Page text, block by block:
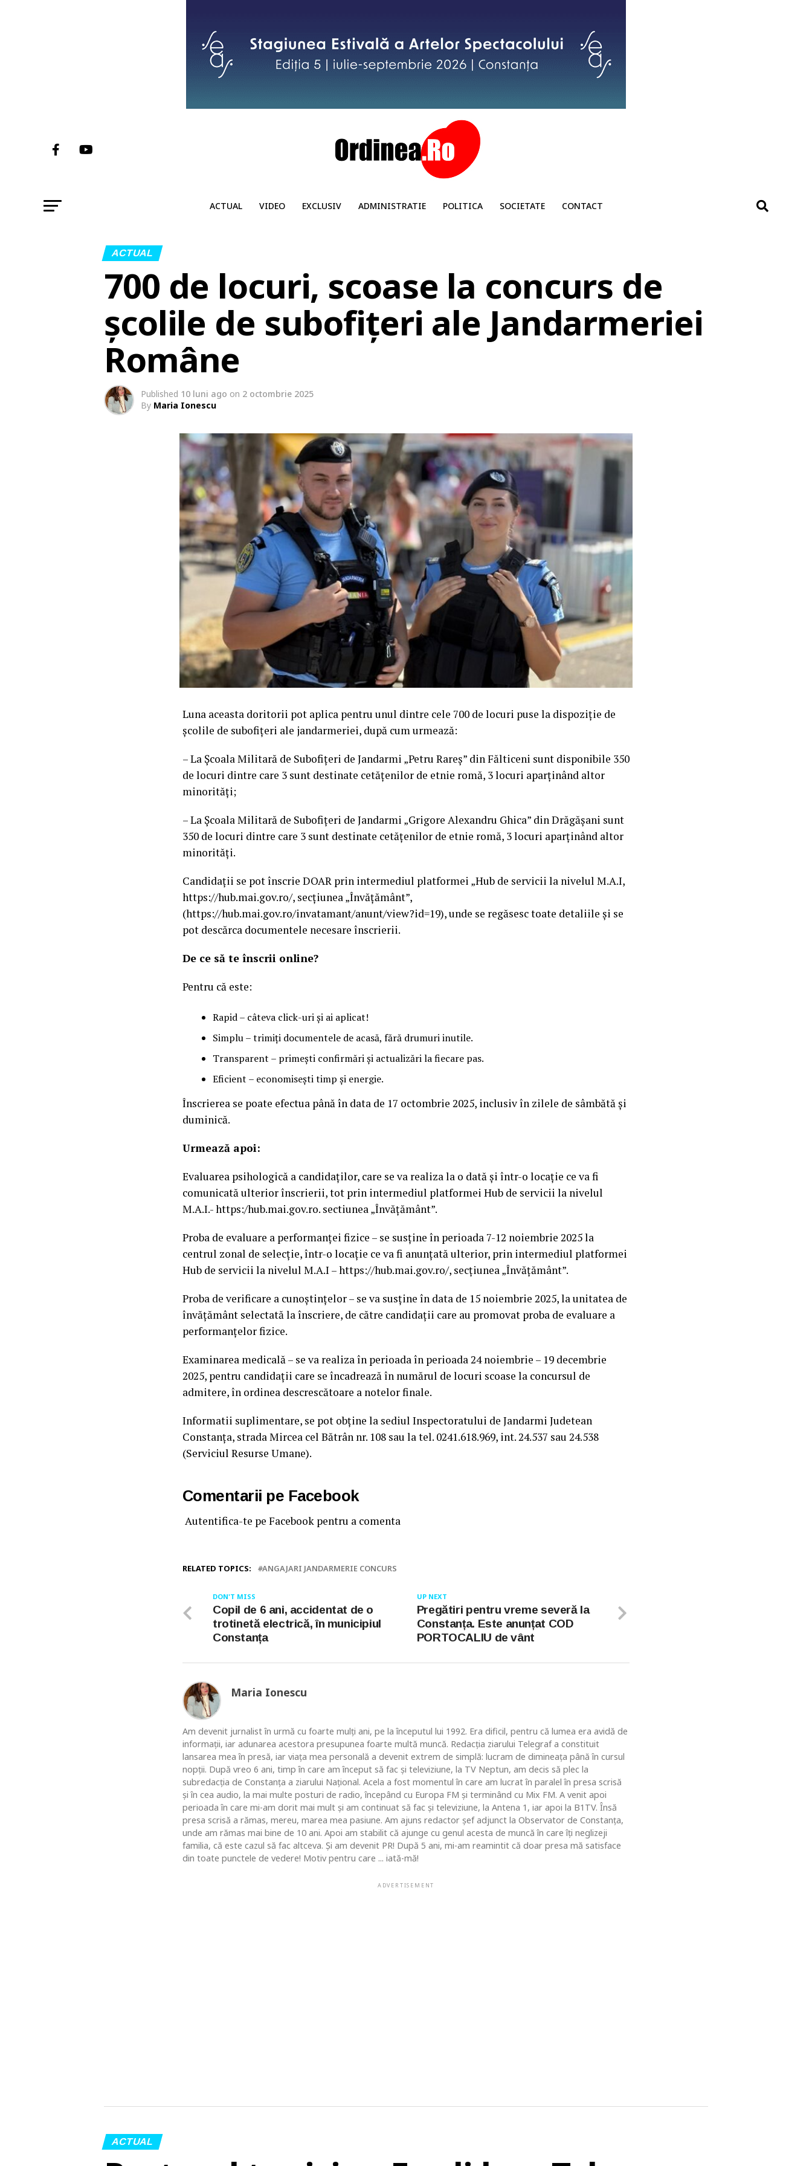
ACTUAL VIDEO EXCLUSIV ADMINISTRATIE POLITICA SOCIETATE CONTACT
ACTUAL
700 de locuri, scoase la concurs de
școlile de subofițeri ale Jandarmeriei
Române
Published 10 luni ago on 2 octombrie 2025
By Maria Ionescu
Luna aceasta doritorii pot aplica pentru unul dintre cele 700 de locuri puse la dispoziție de
școlile de subofițeri ale jandarmeriei, după cum urmează:
– La Şcoala Militară de Subofiţeri de Jandarmi „Petru Rareş” din Fălticeni sunt disponibile 350
de locuri dintre care 3 sunt destinate cetățenilor de etnie romă, 3 locuri aparținând altor
minorități;
– La Şcoala Militară de Subofiţeri de Jandarmi „Grigore Alexandru Ghica” din Drăgăşani sunt
350 de locuri dintre care 3 sunt destinate cetățenilor de etnie romă, 3 locuri aparținând altor
minorități.
Candidații se pot înscrie DOAR prin intermediul platformei „Hub de servicii la nivelul M.A.I,
https://hub.mai.gov.ro/, secţiunea „Învățământ”,
(https://hub.mai.gov.ro/invatamant/anunt/view?id=19), unde se regăsesc toate detaliile și se
pot descărca documentele necesare înscrierii.
De ce să te înscrii online?
Pentru că este:
Rapid – câteva click-uri și ai aplicat!
Simplu – trimiți documentele de acasă, fără drumuri inutile.
Transparent – primești confirmări și actualizări la fiecare pas.
Eficient – economisești timp și energie.
Înscrierea se poate efectua până în data de 17 octombrie 2025, inclusiv în zilele de sâmbătă şi
duminică.
Urmează apoi:
Evaluarea psihologică a candidaților, care se va realiza la o dată şi într-o locație ce va fi
comunicată ulterior înscrierii, tot prin intermediul platformei Hub de servicii la nivelul
M.A.I.- https:/hub.mai.gov.ro. sectiunea „Învățământ”.
Proba de evaluare a performanței fizice – se susține în perioada 7-12 noiembrie 2025 la
centrul zonal de selecție, într-o locație ce va fi anunțată ulterior, prin intermediul platformei
Hub de servicii la nivelul M.A.I – https://hub.mai.gov.ro/, secțiunea „Învățământ”.
Proba de verificare a cunoștințelor – se va susține în data de 15 noiembrie 2025, la unitatea de
învăţământ selectată la înscriere, de către candidații care au promovat proba de evaluare a
performanţelor fizice.
Examinarea medicală – se va realiza în perioada în perioada 24 noiembrie – 19 decembrie
2025, pentru candidații care se încadrează în numărul de locuri scoase la concursul de
admitere, în ordinea descrescătoare a notelor finale.
Informatii suplimentare, se pot obține la sediul Inspectoratului de Jandarmi Judetean
Constanța, strada Mircea cel Bătrân nr. 108 sau la tel. 0241.618.969, int. 24.537 sau 24.538
(Serviciul Resurse Umane).
Comentarii pe Facebook
Autentifica-te pe Facebook pentru a comenta
RELATED TOPICS: ANGAJARI JANDARMERIE CONCURS
UP NEXT
Pregătiri pentru vreme severă la
Constanța. Este anunțat COD
PORTOCALIU de vânt
DON'T MISS
Copil de 6 ani, accidentat de o
trotinetă electrică, în municipiul
Constanța
Maria Ionescu
Am devenit jurnalist în urmă cu foarte mulţi ani, pe la începutul lui 1992. Era dificil, pentru că lumea era avidă de
informaţii, iar adunarea acestora presupunea foarte multă muncă. Redacţia ziarului Telegraf a constituit
lansarea mea în presă, iar viaţa mea personală a devenit extrem de simplă: lucram de dimineaţa până în cursul
nopţii. După vreo 6 ani, timp în care am început să fac şi televiziune, la TV Neptun, am decis să plec la
subredacţia de Constanţa a ziarului Naţional. Acela a fost momentul în care am lucrat în paralel în presa scrisă
şi în cea audio, la mai multe posturi de radio, începând cu Europa FM şi terminând cu Mix FM. A venit apoi
perioada în care mi-am dorit mai mult şi am continuat să fac şi televiziune, la Antena 1, iar apoi la B1TV. Însă
presa scrisă a rămas, mereu, marea mea pasiune. Am ajuns redactor şef adjunct la Observator de Constanţa,
unde am rămas mai bine de 10 ani. Apoi am stabilit că ajunge cu genul acesta de muncă în care îţi neglizeji
familia, că este cazul să fac altceva. Şi am devenit PR! După 5 ani, mi-am reamintit că doar presa mă satisface
din toate punctele de vedere! Motiv pentru care ... iată-mă!
ADVERTISEMENT
ACTUAL